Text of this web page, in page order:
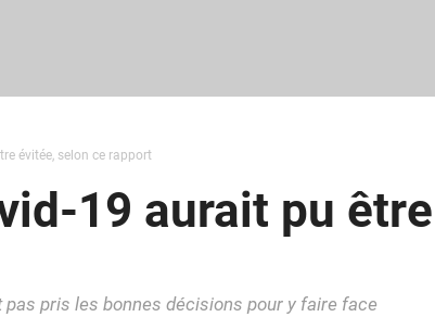
évitée, selon ce rapport
19 aurait pu
pris les bonnes décisions pour y faire face